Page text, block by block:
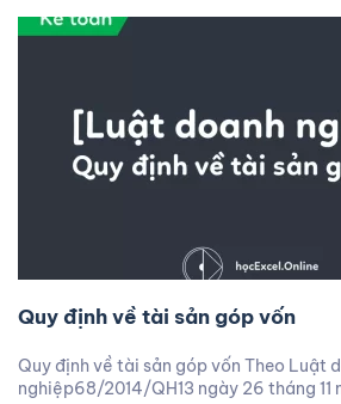
Quy định về tài sản góp vốn
Quy định về tài sản góp vốn Theo Luật
nghiệp68/2014/QH13 ngày 26 tháng 11